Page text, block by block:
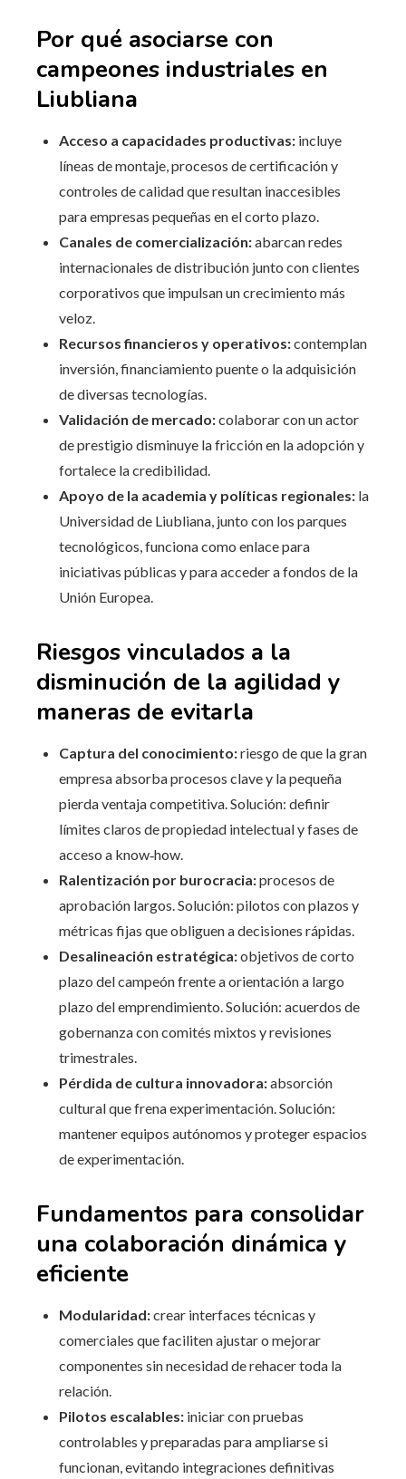
Por qué asociarse con
campeones industriales en
Liubliana
Acceso a capacidades productivas: incluye
líneas de montaje, procesos de certificación y
controles de calidad que resultan inaccesibles
para empresas pequeñas en el corto plazo.
Canales de comercialización:abarcan redes
internacionales de distribución junto con clientes
corporativos que impulsan un crecimiento más
veloz.
Recursos financieros y operativos:contemplan
inversión, financiamiento puente o la adquisición
de diversas tecnologías.
Validación de mercado:colaborar con un actor
de prestigio disminuye la fricción en la adopción y
fortalece la credibilidad.
Apoyo de la academia y políticas regionales: la
Universidad de Liubliana, junto con los parques
tecnológicos, funciona como enlace para
iniciativas públicas y para acceder a fondos de la
Unión Europea.
Riesgos vinculados a la
disminución de la agilidad y
maneras de evitarla
Captura del conocimiento:riesgo de que la gran
empresa absorba procesos clave y la pequeña
pierda ventaja competitiva. Solución: definir
límites claros de propiedad intelectual y fases de
acceso a know‑how.
Ralentización por burocracia:procesos de
aprobación largos. Solución: pilotos con plazos y
métricas fijas que obliguen a decisiones rápidas.
Desalineación estratégica:objetivos de corto
plazo del campeón frente a orientación a largo
plazo del emprendimiento. Solución: acuerdos de
gobernanza con comités mixtos y revisiones
trimestrales.
Pérdida de cultura innovadora:absorción
cultural que frena experimentación. Solución:
mantener equipos autónomos y proteger espacios
de experimentación.
Fundamentos para consolidar
una colaboración dinámica y
eficiente
Modularidad:crear interfaces técnicas y
comerciales que faciliten ajustar o mejorar
componentes sin necesidad de rehacer toda la
relación.
Pilotos escalables: iniciar con pruebas
controlables y preparadas para ampliarse si
funcionan, evitando integraciones definitivas